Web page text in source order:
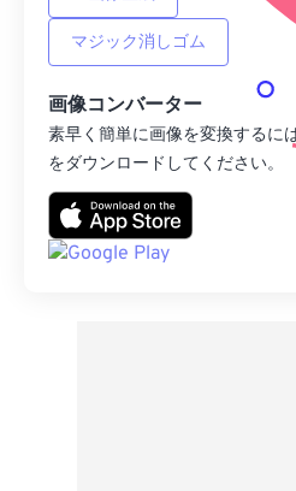
マジック消しゴム
画像コンバーター
素早く簡単に画像を変換するに
をダウンロードしてください。